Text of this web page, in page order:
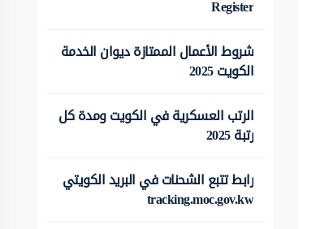
Register
شروط الأعمال الممتازة ديوان الخدمة
الكويت 2025
الرتب العسكرية في الكويت ومدة كل
رتبة 2025
رابط تتبع الشحنات في البريد الكويتي
tracking.moc.gov.kw